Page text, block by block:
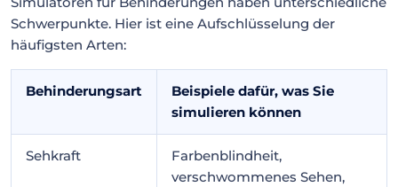
Schwerpunkte. Hier ist eine Aufschlüsselung der
häufigsten Arten:
Behinderungsart
Beispiele dafür, was Sie
simulieren können
Sehkraft
Farbenblindheit,
verschwommenes Sehen,